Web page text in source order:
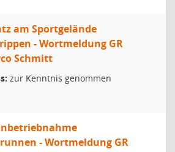
am Sportgelände
- Wortmeldung GR
Schmitt
zur Kenntnis genommen
- Wortmeldung GR